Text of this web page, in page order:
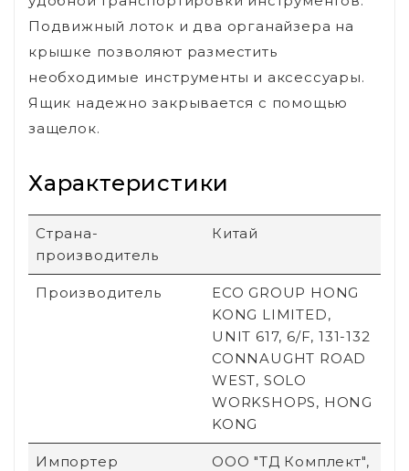
Подвижный лоток и два органайзера на
крышке позволяют разместить
необходимые инструменты и аксессуары.
Ящик надежно закрывается с помощью
защелок.
Характеристики
Страна-
производитель
Китай
Производитель
ECO GROUP HONG
KONG LIMITED,
UNIT 617, 6/F, 131-132
CONNAUGHT ROAD
WEST, SOLO
WORKSHOPS, HONG
KONG
Импортер
ООО "ТД Комплект",